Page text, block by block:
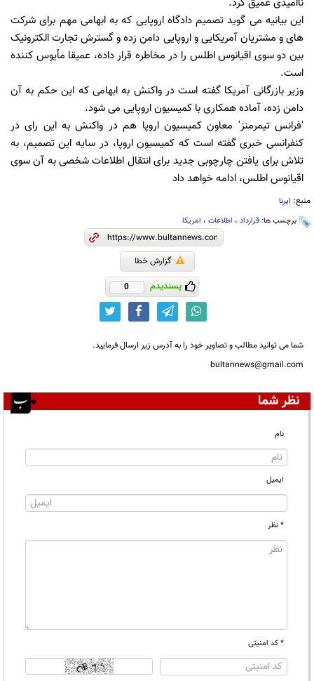
این بیانیه می گوید تصمیم دادگاه اروپایی که به ابهامی مهم برای شرکت
های و مشتریان آمریکایی و اروپایی دامن زده و گسترش تجارت الکترونیک
بین دو سوی اقیانوس اطلس را در مخاطره قرار داده، عمیقا مأیوس کننده
است.
وزیر بازرگانی آمریکا گفته است در واکنش به ابهامی که این حکم به آن
دامن زده، آماده همکاری با کمیسیون اروپایی می شود.
'فرانس تیمرمنز' معاون کمیسیون اروپا هم در واکنش به این رای در
کنفرانسی خبری گفته است که کمیسیون اروپا، در سایه این تصمیم، به
تلاش برای یافتن چارچوبی جدید برای انتقال اطلاعات شخصی به آن سوی
اقیانوس اطلس، ادامه خواهد داد
منبع: ایرنا
برچسب ها: قرارداد ، اطلاعات ، امریکا
گزارش خطا
پسندیدم 0
شما می توانید مطالب و تصاویر خود را به آدرس زیر ارسال فرمایید.
bultannews@gmail.com
نظر شما
نام
ایمیل
* نظر
* کد امنیتی